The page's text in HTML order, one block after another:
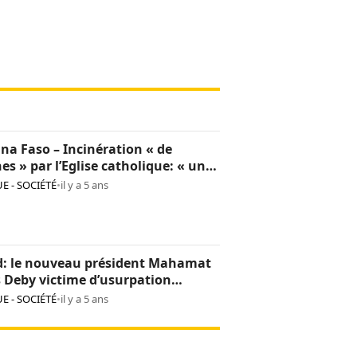
Faso – Incinération « de
» par l’Eglise catholique: « une
culturelle et une provocation
- SOCIÉTÉ•il y a 5 ans
le nouveau président Mahamat
Deby victime d’usurpation
- SOCIÉTÉ•il y a 5 ans